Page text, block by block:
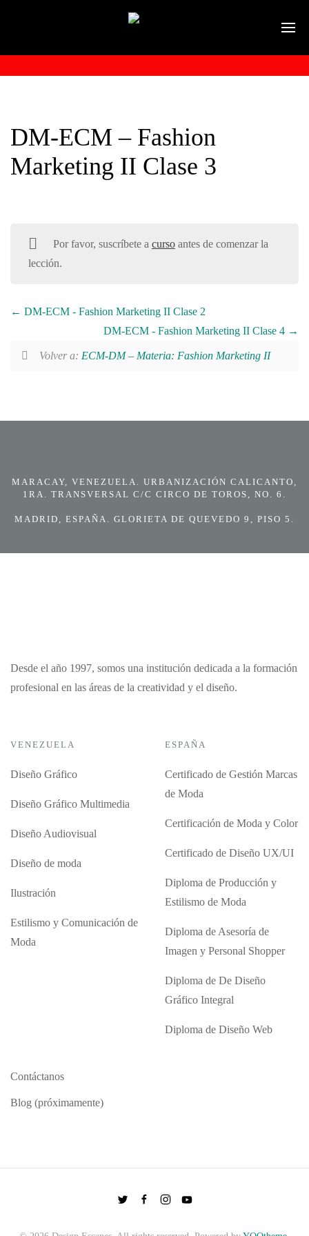
DM-ECM – Fashion
Marketing II Clase 3
Por favor, suscríbete a cursoantes de comenzar la
lección.
DM-ECM - Fashion Marketing II Clase 2
DM-ECM - Fashion Marketing II Clase 4
Volver a: ECM-DM – Materia: Fashion Marketing II
MARACAY, VENEZUELA. URBANIZACIÓN CALICANTO,
1RA. TRANSVERSAL C/C CIRCO DE TOROS, NO. 6.
MADRID, ESPAÑA. GLORIETA DE QUEVEDO 9, PISO 5.
Desde el año 1997, somos una institución dedicada a la formación
profesional en las áreas de la creatividad y el diseño.
VENEZUELA
Diseño Gráfico
Diseño Gráfico Multimedia
Diseño Audiovisual
Diseño de moda
Ilustración
Estilismo y Comunicación de
Moda
ESPAÑA
Certificado de Gestión Marcas
de Moda
Certificación de Moda y Color
Certificado de Diseño UX/UI
Diploma de Producción y
Estilismo de Moda
Diploma de Asesoría de
Imagen y Personal Shopper
Diploma de De Diseño
Gráfico Integral
Diploma de Diseño Web
Contáctanos
Blog (próximamente)